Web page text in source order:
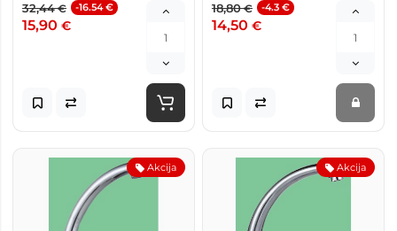
32,44€ -16.54 €
15,90 €
18,80€ -4.3 €
14,50 €
Akcija Akcija